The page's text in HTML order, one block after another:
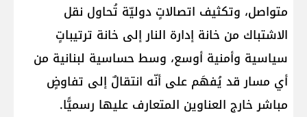
متواصل، وتكثيف اتصالاتٍ دوليّة تُحاول نقل
الاشتباك من خانة إدارة النار إلى خانة ترتيباتٍ
سياسية وأمنية أوسع، وسط حساسية لبنانية من
أي مسار قد يُفهَم على أنّه انتقالٌ إلى تفاوضٍ
مباشر خارج العناوين المتعارف عليها رسميًّا.